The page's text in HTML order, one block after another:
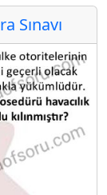
Sınavı